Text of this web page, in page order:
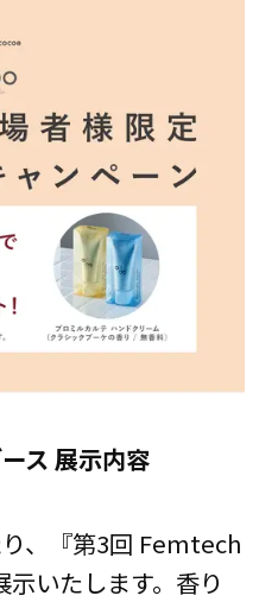
ス 展示内容
、『第3回 Femtech
いたします。香り